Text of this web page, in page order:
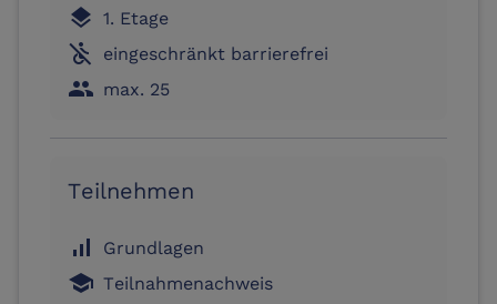
layers 1. Etage
not_accessible eingeschränkt barrierefrei
people max. 25
Teilnehmen
signal_cellular_alt Grundlagen
school Teilnahmenachweis